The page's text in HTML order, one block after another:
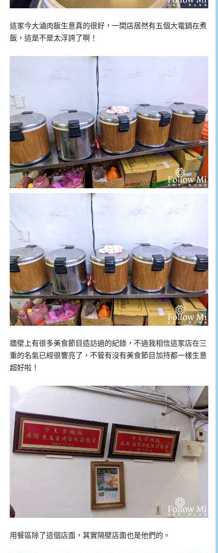
這家今大滷肉飯生意真的很好，一間店居然有五個大電鍋在煮
飯，這是不是太浮誇了啊！
牆壁上有很多美食節目造訪過的紀錄，不過我相信這家店在三
重的名氣已經很響亮了，不管有沒有美食節目加持都一樣生意
超好啦！
用餐區除了這個店面，其實隔壁店面也是他們的。